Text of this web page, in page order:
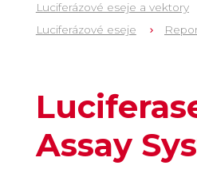
Luciferázové eseje a vektory
Luciferázové eseje
Assay